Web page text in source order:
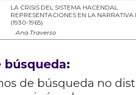
LA CRISIS DEL SISTEMA HACENDAL.
REPRESENTACIONES EN LA NARRATIVA
(1930-1965)
Ana Traverso
búsqueda:
de búsqueda no